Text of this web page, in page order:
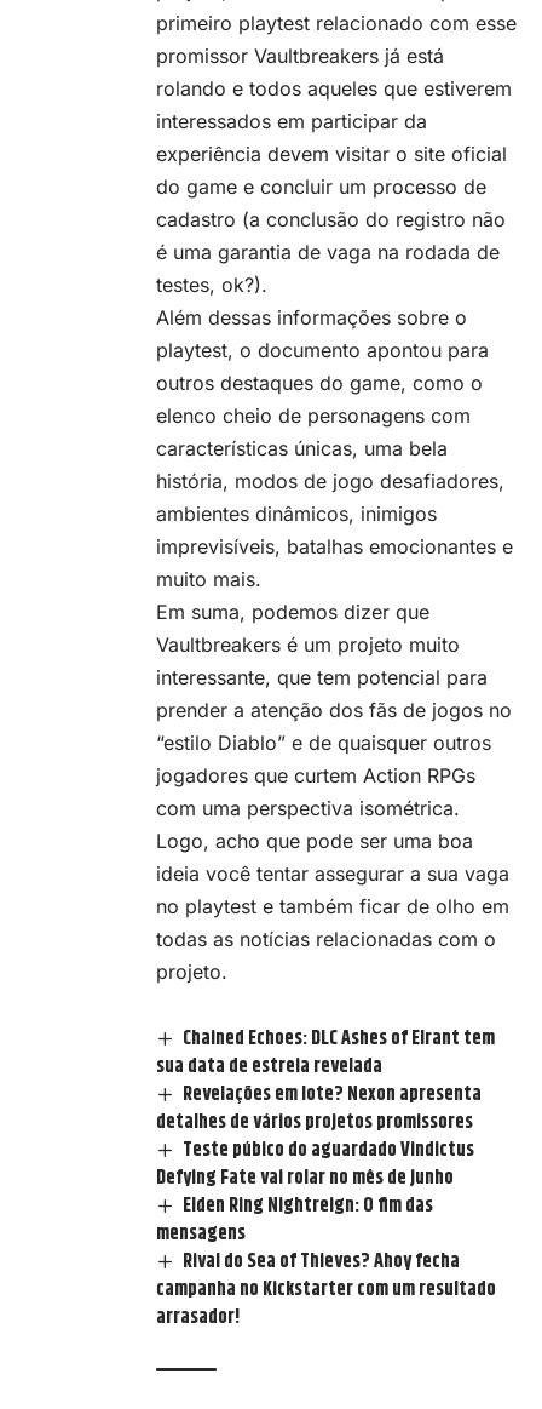
primeiro playtest relacionado com esse
promissor Vaultbreakers já está
rolando e todos aqueles que estiverem
interessados em participar da
experiência devem visitar o site oficial
do game e concluir um processo de
cadastro (a conclusão do registro não
é uma garantia de vaga na rodada de
testes, ok?).
Além dessas informações sobre o
playtest, o documento apontou para
outros destaques do game, como o
elenco cheio de personagens com
características únicas, uma bela
história, modos de jogo desafiadores,
ambientes dinâmicos, inimigos
imprevisíveis, batalhas emocionantes e
muito mais.
Em suma, podemos dizer que
Vaultbreakers é um projeto muito
interessante, que tem potencial para
prender a atenção dos fãs de jogos no
“estilo Diablo” e de quaisquer outros
jogadores que curtem Action RPGs
com uma perspectiva isométrica.
Logo, acho que pode ser uma boa
ideia você tentar assegurar a sua vaga
no playtest e também ficar de olho em
todas as notícias relacionadas com o
projeto.
Chained Echoes: DLC Ashes of Elrant tem
sua data de estreia revelada
Revelações em lote? Nexon apresenta
detalhes de vários projetos promissores
Teste púbico do aguardado Vindictus
Defying Fate vai rolar no mês de junho
Elden Ring Nightreign: O fim das
mensagens
Rival do Sea of Thieves? Ahoy fecha
campanha no Kickstarter com um resultado
arrasador!